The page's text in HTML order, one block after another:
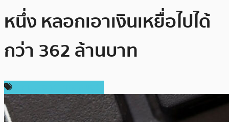
หนึ่ง หลอกเอาเงินเหยื่อไปได้
กว่า 362 ล้านบาท